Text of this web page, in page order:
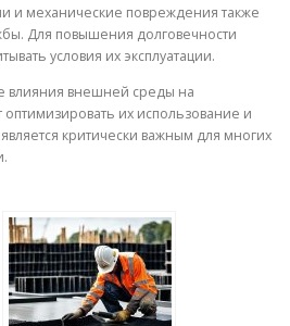
и механические повреждения также
Для повышения долговечности
условия их эксплуатации.
влияния внешней среды на
их использование и
критически важным для многих